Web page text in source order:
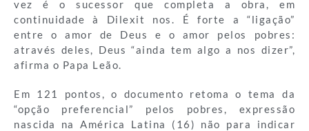
vez é o sucessor que completa a obra, em
continuidade à Dilexit nos. É forte a “ligação”
entre o amor de Deus e o amor pelos pobres:
através deles, Deus “ainda tem algo a nos dizer”,
afirma o Papa Leão.
Em 121 pontos, o documento retoma o tema da
“opção preferencial” pelos pobres, expressão
nascida na América Latina (16) não para indicar